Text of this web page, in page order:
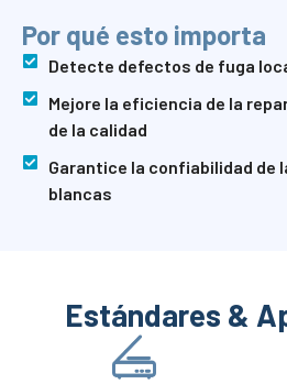
Por qué esto importa
Detecte defectos de fuga
Mejore la eficiencia de la
de la calidad
Garantice la confiabilidad de
blancas
Estándares &